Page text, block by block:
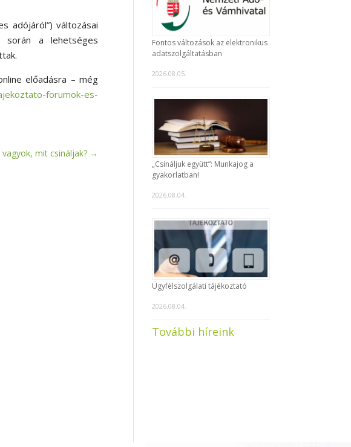
adójáról”) változásai
során a lehetséges
előadásra – még
forumok-es-
vagyok, mit csináljak? →
Fontos változások az elektronikus
adatszolgáltatásban
2026.08.05.
„Csináljuk együtt”: Munkajog a
gyakorlatban!
2026.08.04.
Ügyfélszolgálati tájékoztató
2026.08.04.
További híreink